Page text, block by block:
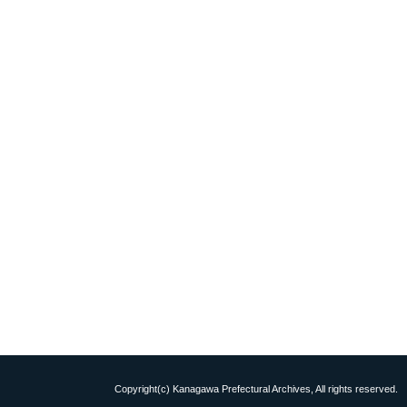
Copyright(c) Kanagawa Prefectural Archives, All rights reserved.